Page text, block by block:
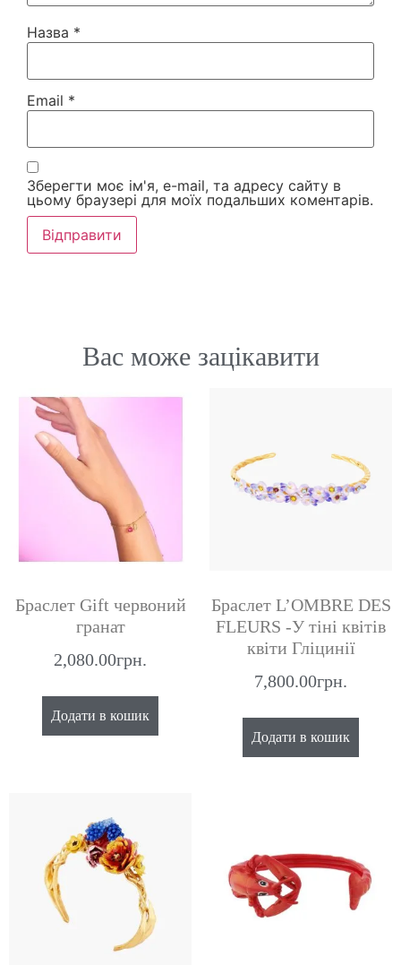
Назва *
Email *
Зберегти моє ім'я, e-mail, та адресу сайту в
цьому браузері для моїх подальших коментарів.
Вас може зацікавити
Браслет Gift червоний
гранат
2,080.00грн.
Додати в кошик
Браслет L’OMBRE DES
FLEURS -У тіні квітів
квіти Гліцинії
7,800.00грн.
Додати в кошик